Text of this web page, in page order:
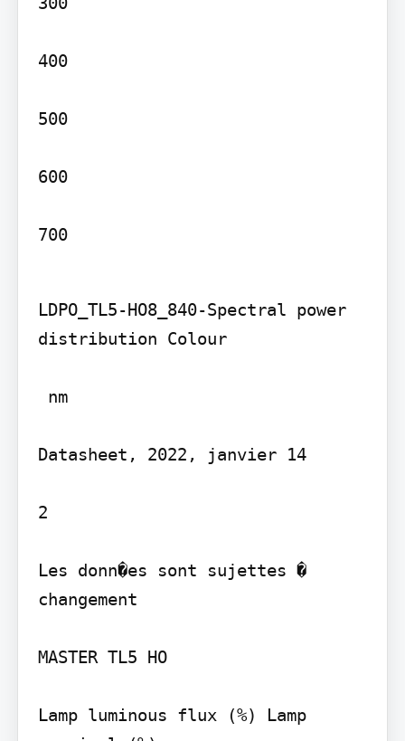
400
500
600
700
LDPO_TL5-HO8_840-Spectral power
distribution Colour
Datasheet, 2022, janvier 14
2
Les donn�es sont sujettes �
changement
MASTER TL5 HO
Lamp luminous flux (%) Lamp